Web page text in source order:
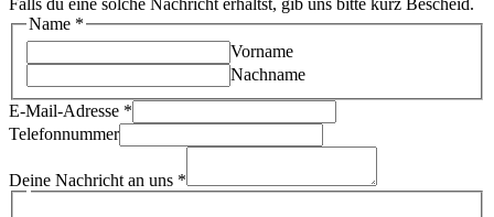
Falls du eine solche Nachricht erhältst, gib uns bitte kurz Bescheid.
Name *
Vorname
Nachname
E-Mail-Adresse *
Telefonnummer
Deine Nachricht an uns *